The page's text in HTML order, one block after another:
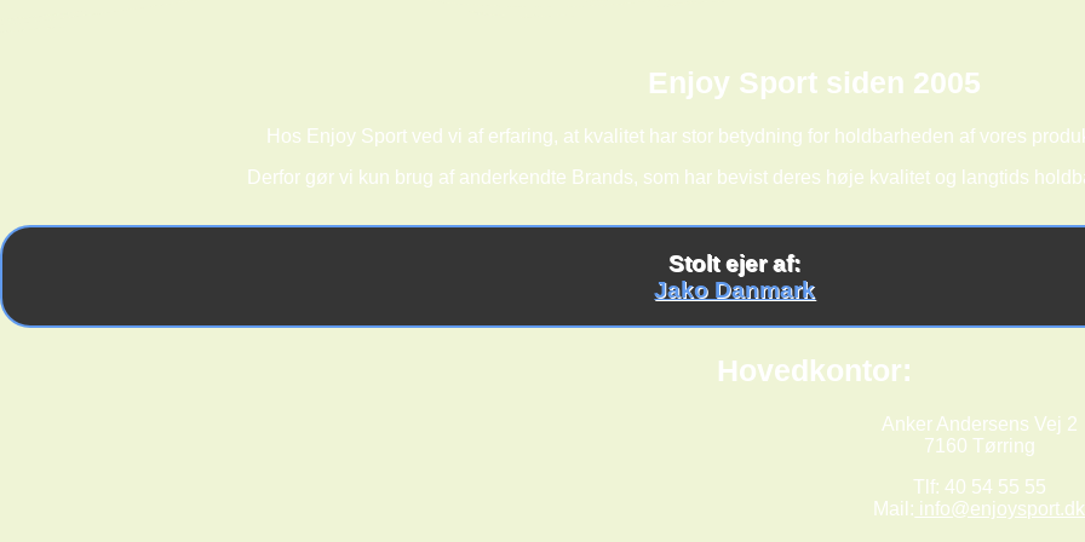
Enjoy Sport siden 2005
Hos Enjoy Sport ved vi af erfaring, at kvalitet har stor betydning for holdbarheden af vores
Derfor gør vi kun brug af anderkendte Brands, som har bevist deres høje kvalitet og langtids
Stolt ejer af:
Jako Danmark
Hovedkontor:
Anker Andersens Vej 2
7160 Tørring
Tlf: 40 54 55 55
Mail: info@enjoysport.dk